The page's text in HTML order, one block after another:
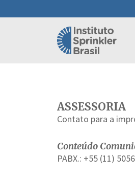
ASSESSORIA
Contato para a
Conteúdo
PABX.: +55 (11)